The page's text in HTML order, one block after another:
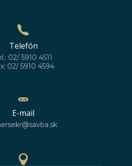
Telefón
02/ 5910 4511
02/ 5910 4594
E-mail